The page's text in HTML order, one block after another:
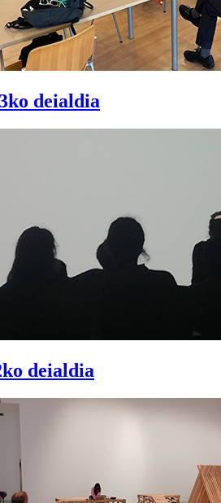
deialdia
deialdia